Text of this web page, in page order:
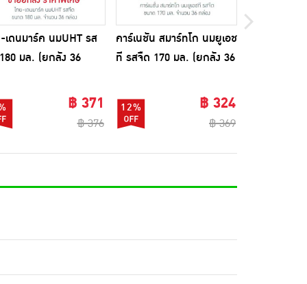
เดนมาร์ค นมUHT รส
มล. (ยกลัง 36
฿ 371
฿ 376
คาร์เนชัน สมาร์ทโก นมยูเอช
ที รสจืด 170 มล. (ยกลัง 36
12% ฿ 324
฿ 369